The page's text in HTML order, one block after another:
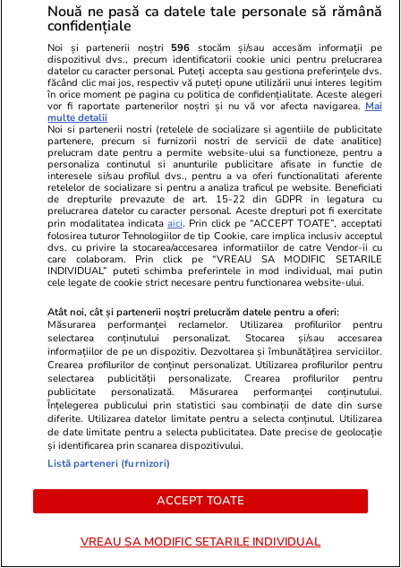
PARTENERI
Incident neașteptat în direct »
Prezentatoarea TV a arătat mai
mult decât și-ar fi dorit: „Știe ce
face, e cu intenție”
Fostul
de fraudă
Profit de
Nouă ne pasă ca datele tale personale să rămână
confidențiale
Noi și partenerii noștri 596 stocăm și/sau accesăm informații pe
dispozitivul dvs., precum identificatorii cookie unici pentru prelucrarea
datelor cu caracter personal. Puteți accepta sau gestiona preferințele dvs.
făcând clic mai jos, respectiv vă puteți opune utilizării unui interes legitim
în orice moment pe pagina cu politica de confidențialitate. Aceste alegeri
vor fi raportate partenerilor noștri și nu vă vor afecta navigarea. Mai
multe detalii
Noi si partenerii nostri (retelele de socializare si agentiile de publicitate
partenere, precum si furnizorii nostri de servicii de date analitice)
prelucram date pentru a permite website-ului sa functioneze, pentru a
personaliza continutul si anunturile publicitare afisate in functie de
interesele si/sau profilul dvs., pentru a va oferi functionalitati aferente
retelelor de socializare si pentru a analiza traficul pe website. Beneficiati
de drepturile prevazute de art. 15-22 din GDPR in legatura cu
prelucrarea datelor cu caracter personal. Aceste drepturi pot fi exercitate
prin modalitatea indicataaici. Prin click pe “ACCEPT TOATE”, acceptati
folosirea tuturor Tehnologiilor de tip Cookie, care implica inclusiv acceptul
dvs. cu privire la stocarea/accesarea informatiilor de catre Vendor-ii cu
care colaboram. Prin click pe “VREAU SA MODIFIC SETARILE
INDIVIDUAL” puteti schimba preferintele in mod individual, mai putin
cele legate de cookie strict necesare pentru functionarea website-ului.
Atât noi, cât și partenerii noștri prelucrăm datele pentru a oferi:
Măsurarea performanței reclamelor. Utilizarea profilurilor pentru
selectarea conținutului personalizat. Stocarea și/sau accesarea
informațiilor de pe un dispozitiv. Dezvoltarea și îmbunătățirea serviciilor.
Crearea profilurilor de conținut personalizat. Utilizarea profilurilor pentru
selectarea publicității personalizate. Crearea profilurilor pentru
publicitate personalizată. Măsurarea performanței conținutului.
Înțelegerea publicului prin statistici sau combinații de date din surse
diferite. Utilizarea datelor limitate pentru a selecta conținutul. Utilizarea
de date limitate pentru a selecta publicitatea. Date precise de geolocație
și identificarea prin scanarea dispozitivului.
Listă parteneri (furnizori)
ACCEPT TOATE
VREAU SA MODIFIC SETARILE INDIVIDUAL